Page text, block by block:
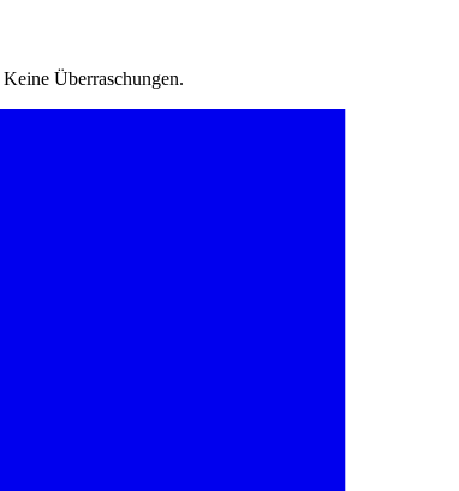
Überraschungen.